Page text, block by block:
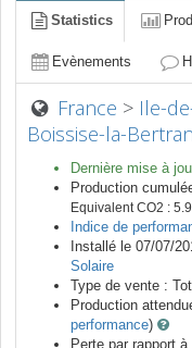
Statistics
Evènements
France > Ile-
Boissise-la-
Dernière mise à
Production
Equivalent CO2 : 5.9
Indice de
Installé le 07/07/
Solaire
Type de vente :
Production
performance)
Perte par rapport